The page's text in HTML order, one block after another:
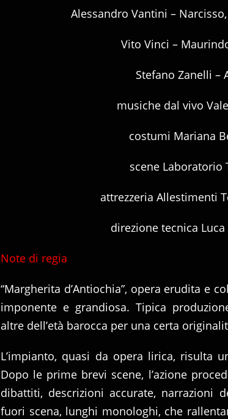
Alessandro Vantini –
Vito Vinci –
Stefano Zanelli –
musiche dal vivo
costumi Mariana
scene Laboratorio
attrezzeria Allestimenti
direzione tecnica
Note di regia
“Margherita d’Antiochia”, opera erudita e
imponente e grandiosa. Tipica
altre dell’età barocca per una certa
L’impianto, quasi da opera lirica, risulta
Dopo le prime brevi scene, l’azione
dibattiti, descrizioni accurate, narrazioni
fuori scena, lunghi monologhi, che